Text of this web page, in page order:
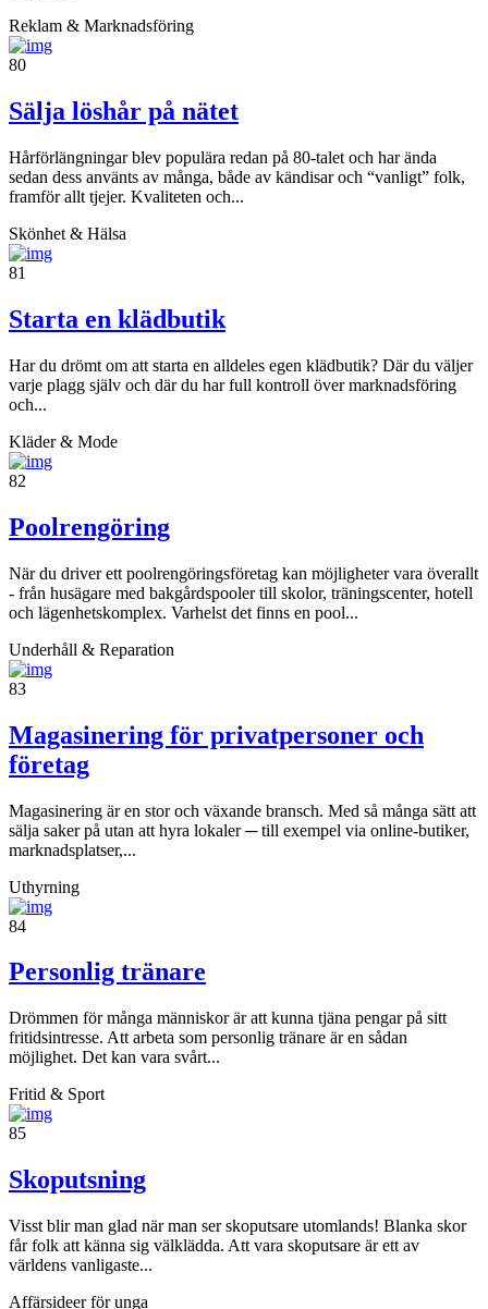
Reklam & Marknadsföring
80
Sälja löshår på nätet
Hårförlängningar blev populära redan på 80-talet och har ända
sedan dess använts av många, både av kändisar och “vanligt” folk,
framför allt tjejer. Kvaliteten och...
Skönhet & Hälsa
81
Starta en klädbutik
Har du drömt om att starta en alldeles egen klädbutik? Där du väljer
varje plagg själv och där du har full kontroll över marknadsföring
och...
Kläder & Mode
82
Poolrengöring
När du driver ett poolrengöringsföretag kan möjligheter vara överallt
- från husägare med bakgårdspooler till skolor, träningscenter, hotell
och lägenhetskomplex. Varhelst det finns en pool...
Underhåll & Reparation
83
Magasinering för privatpersoner och
företag
Magasinering är en stor och växande bransch. Med så många sätt att
sälja saker på utan att hyra lokaler ─ till exempel via online-butiker,
marknadsplatser,...
Uthyrning
84
Personlig tränare
Drömmen för många människor är att kunna tjäna pengar på sitt
fritidsintresse. Att arbeta som personlig tränare är en sådan
möjlighet. Det kan vara svårt...
Fritid & Sport
85
Skoputsning
Visst blir man glad när man ser skoputsare utomlands! Blanka skor
får folk att känna sig välklädda. Att vara skoputsare är ett av
världens vanligaste...
Affärsideer för unga